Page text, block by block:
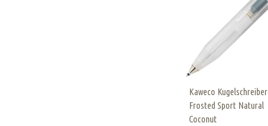
Kaweco Kugelschreiber
Frosted Sport Natural
Coconut